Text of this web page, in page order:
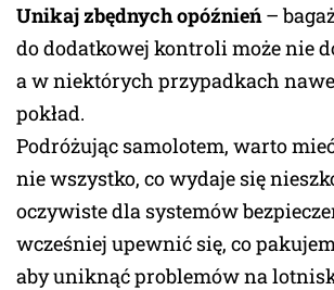
Unikaj zbędnych opóźnień–
do dodatkowej kontroli może nie
a w niektórych przypadkach
pokład.
Podróżując samolotem, warto
nie wszystko, co wydaje się
oczywiste dla systemów
wcześniej upewnić się, co
aby uniknąć problemów na